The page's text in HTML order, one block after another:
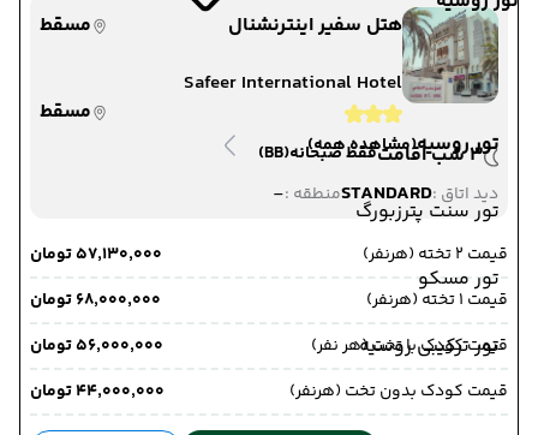
تور روسیه(مشاهده همه)
تور سنت پترزبورگ
تور مسکو
تور ترکیبی روسیه
هتل سفیر اینترنشنال
مسقط
Safeer International Hotel
مسقط
3 شب اقامت
فقط صبحانه(BB)
دید اتاق :STANDARDمنطقه :-
قیمت 2 تخته (هرنفر)
۵۷٬۱۳۰٬۰۰۰ تومان
قیمت 1 تخته (هرنفر)
۶۸٬۰۰۰٬۰۰۰ تومان
قیمت کودک با تخت (هر نفر)
۵۶٬۰۰۰٬۰۰۰ تومان
قیمت کودک بدون تخت (هرنفر)
۴۴٬۰۰۰٬۰۰۰ تومان